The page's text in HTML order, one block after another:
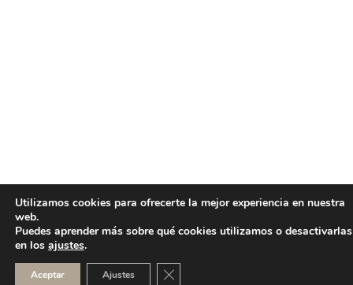
Utilizamos cookies para ofrecerte la mejor experiencia en nuestra
web.
Puedes aprender más sobre qué cookies utilizamos o desactivarlas
en los ajustes.
Aceptar Ajustes CERRAR EL BANNER DE